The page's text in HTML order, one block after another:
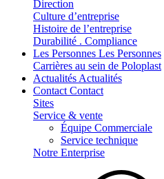
Direction
Culture d’entreprise
Histoire de l’entreprise
Durabilité . Compliance
Les Personnes Les Personnes
Carrières au sein de Poloplast
Actualités Actualités
Contact Contact
Sites
Service & vente
Équipe Commerciale
Service technique
Notre Enterprise